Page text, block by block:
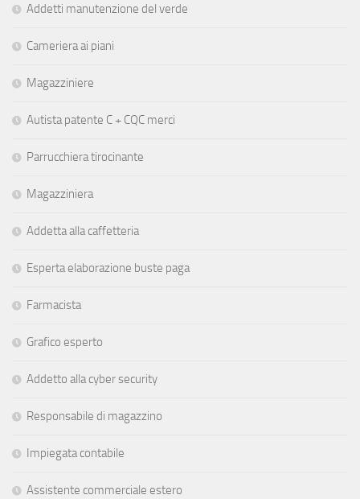
Addetti manutenzione del verde
Cameriera ai piani
Magazziniere
Autista patente C + CQC merci
Parrucchiera tirocinante
Magazziniera
Addetta alla caffetteria
Esperta elaborazione buste paga
Farmacista
Grafico esperto
Addetto alla cyber security
Responsabile di magazzino
Impiegata contabile
Assistente commerciale estero